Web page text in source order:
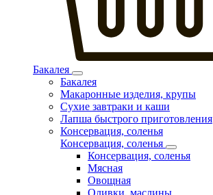
Бакалея
Бакалея
Макаронные изделия, крупы
Сухие завтраки и каши
Лапша быстрого приготовления
Консервация, соленья
Консервация, соленья
Консервация, соленья
Мясная
Овощная
Оливки, маслины